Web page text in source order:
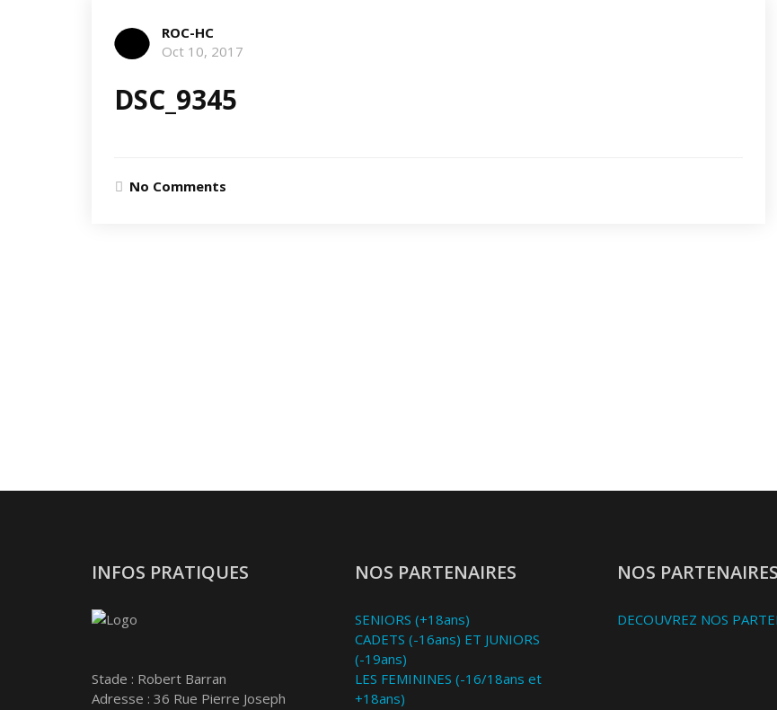
ROC-HC
Oct 10, 2017
DSC_9345
No Comments
INFOS PRATIQUES
Stade : Robert Barran
Adresse : 36 Rue Pierre Joseph
NOS PARTENAIRES
SENIORS (+18ans)
CADETS (-16ans) ET JUNIORS
(-19ans)
LES FEMININES (-16/18ans et
+18ans)
NOS PARTENAIRES
DECOUVREZ NOS